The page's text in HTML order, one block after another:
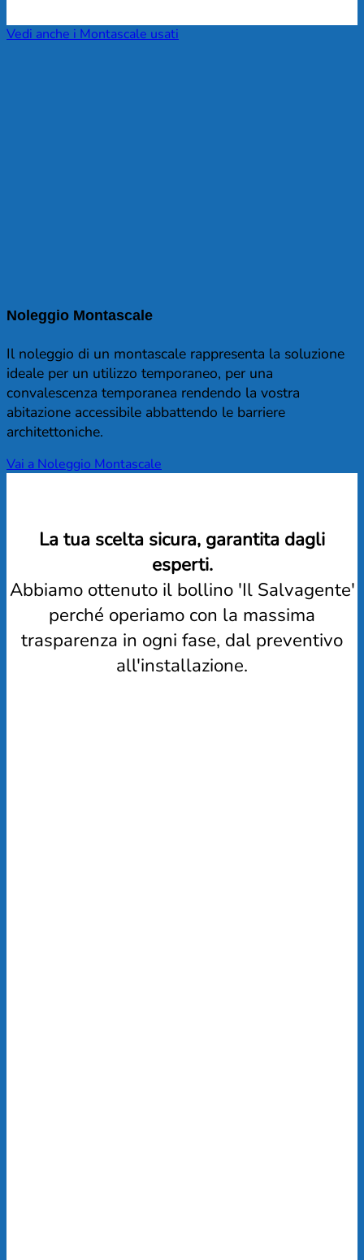
Vedi anche i Montascale usati
Noleggio Montascale
Il noleggio di un montascale rappresenta la soluzione
ideale per un utilizzo temporaneo, per una
convalescenza temporanea rendendo la vostra
abitazione accessibile abbattendo le barriere
architettoniche.
Vai a Noleggio Montascale
La tua scelta sicura, garantita dagli
esperti.
Abbiamo ottenuto il bollino 'Il Salvagente'
perché operiamo con la massima
trasparenza in ogni fase, dal preventivo
all'installazione.